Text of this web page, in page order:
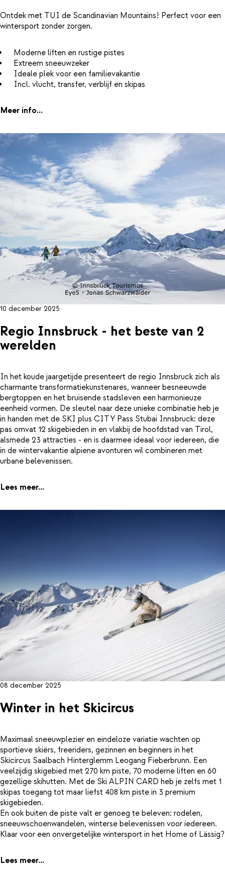
Ontdek met TUI de Scandinavian Mountains! Perfect voor een
wintersport zonder zorgen.
Moderne liften en rustige pistes
Extreem sneeuwzeker
Ideale plek voor een familievakantie
Incl. vlucht, transfer, verblijf en skipas
Meer info...
10 december 2025
Regio Innsbruck - het beste van 2
werelden
In het koude jaargetijde presenteert de regio Innsbruck zich als
charmante transformatiekunstenares, wanneer besneeuwde
bergtoppen en het bruisende stadsleven een harmonieuze
eenheid vormen. De sleutel naar deze unieke combinatie heb je
in handen met de SKI plus CITY Pass Stubai Innsbruck: deze
pas omvat 12 skigebieden in en vlakbij de hoofdstad van Tirol,
alsmede 23 attracties - en is daarmee ideaal voor iedereen, die
in de wintervakantie alpiene avonturen wil combineren met
urbane belevenissen.
Lees meer...
08 december 2025
Winter in het Skicircus
Maximaal sneeuwplezier en eindeloze variatie wachten op
sportieve skiërs, freeriders, gezinnen en beginners in het
Skicircus Saalbach Hinterglemm Leogang Fieberbrunn. Een
veelzijdig skigebied met 270 km piste, 70 moderne liften en 60
gezellige skihutten. Met de Ski ALPIN CARD heb je zelfs met 1
skipas toegang tot maar liefst 408 km piste in 3 premium
skigebieden.
En ook buiten de piste valt er genoeg te beleven: rodelen,
sneeuwschoenwandelen, winterse belevenissen voor iedereen.
Klaar voor een onvergetelijke wintersport in het Home of Lässig?
Lees meer...